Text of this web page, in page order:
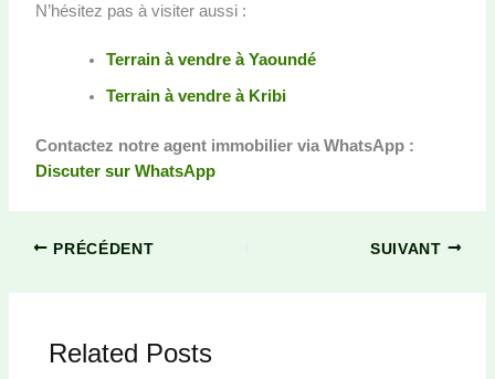
N’hésitez pas à visiter aussi :
Terrain à vendre à Yaoundé
Terrain à vendre à Kribi
Contactez notre agent immobilier via WhatsApp :
Discuter sur WhatsApp
PRÉCÉDENT SUIVANT
Related Posts